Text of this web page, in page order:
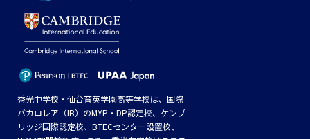
秀光中学校・仙台育英学園高等学校は、国際
バカロレア（IB）のMYP・DP認定校、ケンブ
リッジ国際認定校、BTECセンター設置校、